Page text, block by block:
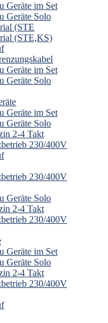
Geräte im Set
Geräte Solo
(STE
(STE,KS)
Geräte im Set
Geräte Solo
Geräte im Set
Geräte Solo
2-4 Takt
230/400V
230/400V
Geräte Solo
2-4 Takt
230/400V
Geräte im Set
Geräte Solo
2-4 Takt
230/400V